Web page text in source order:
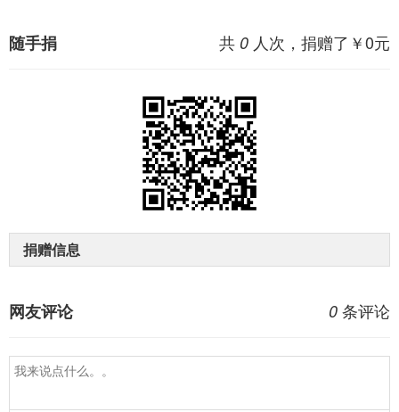
共 0 人次，捐赠了￥0元
随手捐
捐赠信息
0 条评论
网友评论